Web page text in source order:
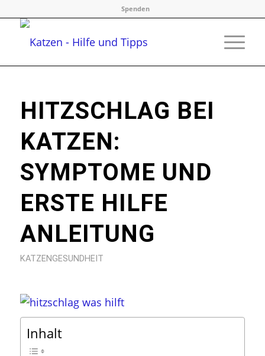
Spenden
HITZSCHLAG BEI
KATZEN:
SYMPTOME UND
ERSTE HILFE
ANLEITUNG
KATZENGESUNDHEIT
Inhalt